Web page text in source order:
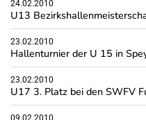
24.02.2010
U13
23.02.2010
Hallenturnier der U 15 in
23.02.2010
U17 3. Platz bei den SWFV